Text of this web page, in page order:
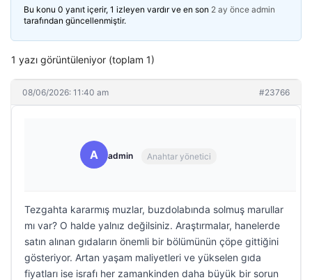
Bu konu 0 yanıt içerir, 1 izleyen vardır ve en son 2 ay önce admin
tarafından güncellenmiştir.
1 yazı görüntüleniyor (toplam 1)
08/06/2026: 11:40 am #23766
A admin Anahtar yönetici
Tezgahta kararmış muzlar, buzdolabında solmuş marullar
mı var? O halde yalnız değilsiniz. Araştırmalar, hanelerde
satın alınan gıdaların önemli bir bölümünün çöpe gittiğini
gösteriyor. Artan yaşam maliyetleri ve yükselen gıda
fiyatları ise israfı her zamankinden daha büyük bir sorun